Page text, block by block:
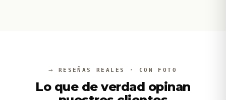
RESEÑAS REALES · CON FOTO
Lo que de verdad opinan